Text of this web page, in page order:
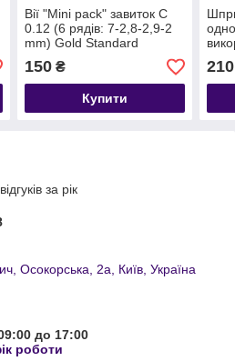
Вії "Mini pack" завиток C
0.12 (6 рядів: 7-2,8-2,9-2
mm) Gold Standard
150₴
Купити
210
за рік
Осокорська, 2а, Київ, Україна
до 17:00
роботи